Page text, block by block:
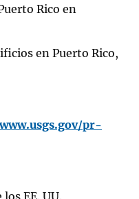
Rico en
en Puerto Rico,
www.usgs.gov/pr-
EE. UU.